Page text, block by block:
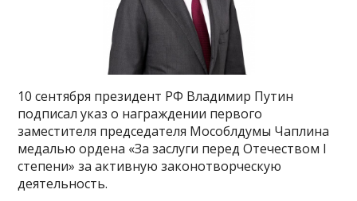
10 сентября президент РФ Владимир Путин
подписал указ о награждении первого
заместителя председателя Мособлдумы Чаплина
медалью ордена «За заслуги перед Отечеством I
степени» за активную законотворческую
деятельность.